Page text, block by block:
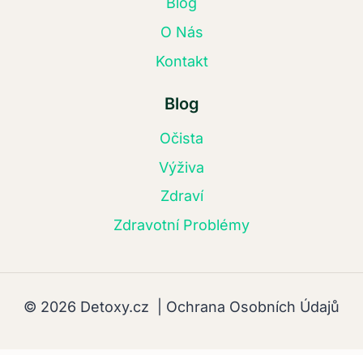
O Nás
Kontakt
Blog
Očista
Výživa
Zdraví
Zdravotní Problémy
© 2026 Detoxy.cz | Ochrana Osobních Údajů